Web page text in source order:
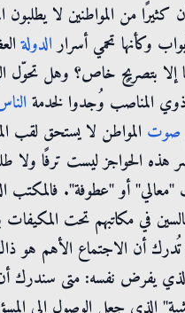
أن كثيرًا من المواطنين لا
وكأنها تحمي أسرارالدولة
بتصريحٍ خاص؟ وهل تحوّل
المناصب وُجدوا لخدمة
صوت المواطن لا يستحق لقب
هذه الحواجز ليست ترفًا ولا
أو "عطوفة". فالمكتب
في مكاتبهم تحت
تُدرك أن الاجتماع الأهم هو
يفرض نفسه: متى سندرك